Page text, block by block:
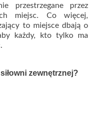
przestrzegane przez
miejsc. Co więcej,
to miejsce dbają o
każdy, kto tylko ma
zewnętrznej?